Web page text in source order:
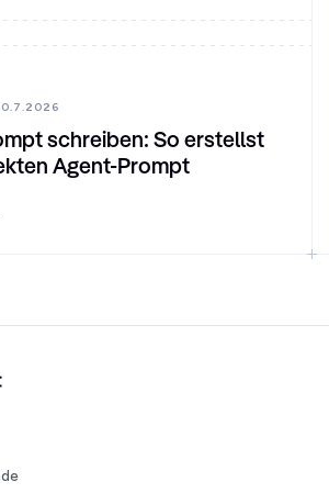
schreiben: So erstellst
Agent-Prompt